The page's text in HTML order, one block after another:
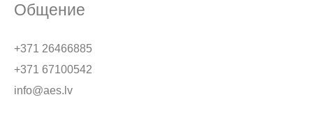
Общение
+371 26466885
+371 67100542
info@aes.lv